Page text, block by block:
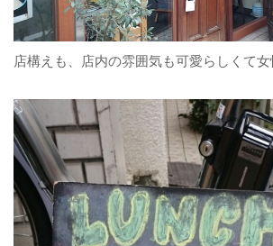
店構えも、店内の雰囲気も可愛らしくて女